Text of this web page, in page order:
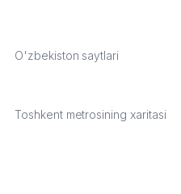
O'zbekiston saytlari
Toshkent metrosining xaritasi